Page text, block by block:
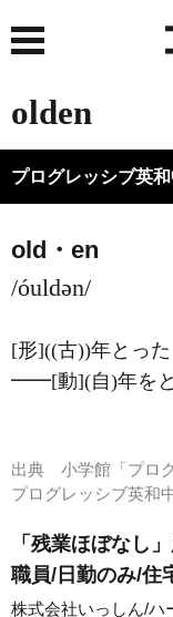
olden
プログレッシブ英
old・en
/óuldən/
[形]((古))年とっ
━━[動](自)年を
出典 小学館「プロ
プログレッシブ英
「残業ほぼなし
職員/日勤のみ/住
株式会社いっしん/ハ